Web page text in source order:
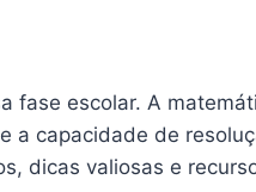
fase escolar. A
a capacidade de
dicas valiosas e